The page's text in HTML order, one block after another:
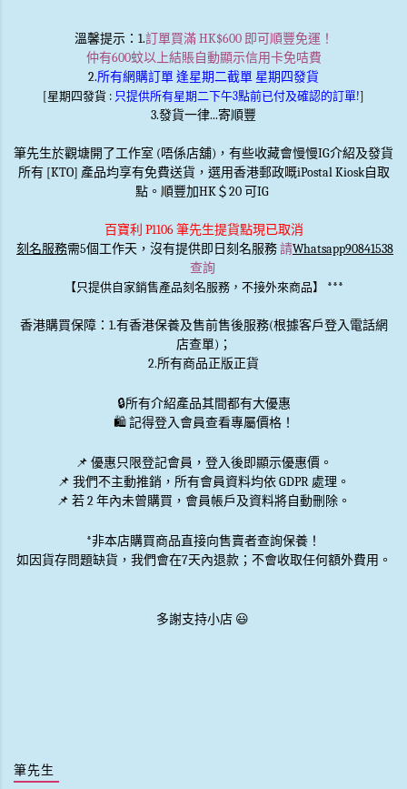
溫馨提示：1.訂單買滿 HK$600 即可順豐免運！
仲有600蚊以上結賬自動顯示信用卡免咭費
2.所有網購訂單 逢星期二截單 星期四發貨
[星期四發貨 : 只提供所有星期二下午3點前已付及確認的訂單!]
3.發貨一律...寄順豐
筆先生於觀塘開了工作室 (唔係店舖)，有些收藏會慢慢IG介紹及發貨
所有 [KTO] 產品均享有免費送貨，選用香港郵政嘅iPostal Kiosk自取
點。順豐加HK＄20 可IG
百寶利 P1106 筆先生提貨點現已取消
刻名服務需5個工作天，沒有提供即日刻名服務請Whatsapp90841538
查詢
【只提供自家銷售產品刻名服務，不接外來商品】 ***
香港購買保障：1.有香港保養及售前售後服務(根據客戶登入電話網
店查單)；
2.所有商品正版正貨
🔒所有介紹產品其間都有大優惠
🛍️ 記得登入會員查看專屬價格！
📌 優惠只限登記會員 ，登入後即顯示優惠價。
📌 我們不主動推銷 ，所有會員資料均依 GDPR 處理。
📌 若 2 年內未曾購買，會員帳戶及資料將自動刪除。
*非本店購買商品直接向售賣者查詢保養！
如因貨存問題缺貨，我們會在7天內退款；不會收取任何額外費用。
多謝支持小店 😃
筆先生